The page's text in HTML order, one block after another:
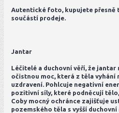
Autentické foto, kupujete přesně
součástí prodeje.
Jantar
Léčitelé a duchovní věří, že jantar
očistnou moc, která z těla vyhání
uzdravení. Pohlcuje negativní
pozitivní síly, které podněcují
Coby mocný ochránce zajišťuje
pozemského těla s vyšší